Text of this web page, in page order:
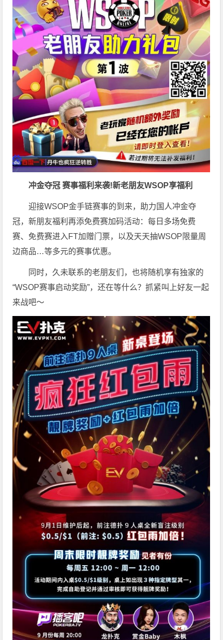
冲金夺冠 赛事福利来袭!新老朋友WSOP享福利
迎接WSOP金手链赛事的到来，助力国人冲金夺
冠，新朋友福利再添免费赛加码活动：每日多场免费
赛、免费赛进入FT加赠门票，以及天天抽WSOP限量周
边商品…等多元的赛事优惠。
同时，久未联系的老朋友们，也将随机享有独家的
“WSOP赛事启动奖励”，还在等什么？抓紧叫上好友一起
来战吧～